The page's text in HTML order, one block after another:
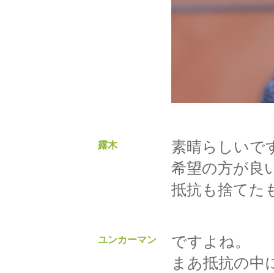
露木
素晴らしいで
希望の方が良
抵抗も捨てた
ユンカーマン
ですよね。
まあ抵抗の中